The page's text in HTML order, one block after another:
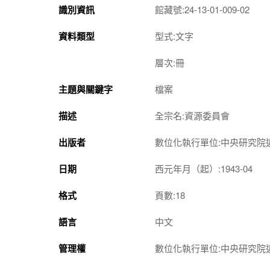
識別資訊 館藏號:24-13-01-009-02
資料類型 型式:文字
層次:冊
主題與關鍵字 檔案
描述 全宗名:資源委員會
出版者 數位化執行單位:中央研究院
日期 西元年月（起）:1943-04
格式 頁數:18
語言 中文
管理權 數位化執行單位:中央研究院